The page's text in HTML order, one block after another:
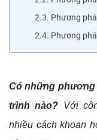
2.3. Phương
2.4. Phương
Có những phương
trình nào? Với
nhiều cách khoan